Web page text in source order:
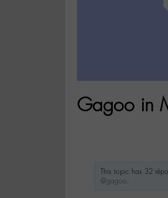
Gagoo in
This topic has 32
@gagoo.